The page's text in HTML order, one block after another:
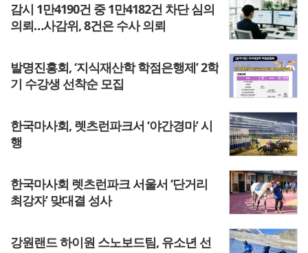
감시 1만4190건 중 1만4182건 차단 심의
의뢰…사감위, 8건은 수사 의뢰
발명진흥회, ‘지식재산학 학점은행제’ 2학
기 수강생 선착순 모집
한국마사회, 렛츠런파크서 ‘야간경마’ 시
행
한국마사회 렛츠런파크 서울서 ‘단거리
최강자’ 맞대결 성사
강원랜드 하이원 스노보드팀, 유소년 선